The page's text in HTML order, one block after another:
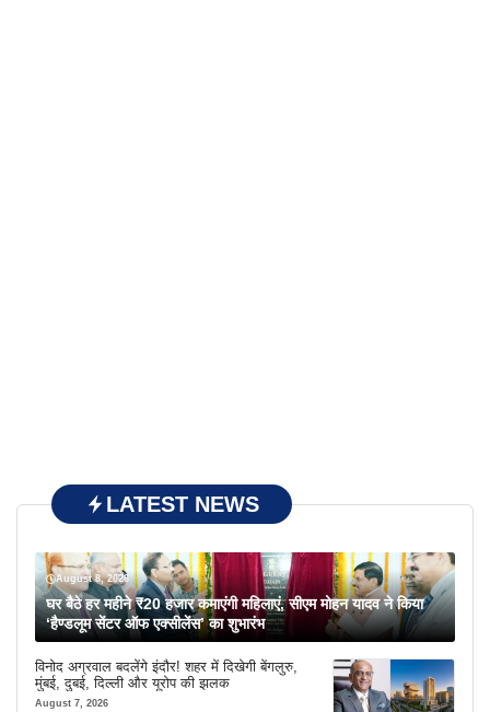
LATEST NEWS
August 8, 2026
घर बैठे हर महीने ₹20 हजार कमाएंगी महिलाएं, सीएम मोहन यादव ने किया
‘हैण्डलूम सेंटर ऑफ एक्सीलेंस’ का शुभारंभ
विनोद अग्रवाल बदलेंगे इंदौर! शहर में दिखेगी बेंगलुरु,
मुंबई, दुबई, दिल्ली और यूरोप की झलक
August 7, 2026